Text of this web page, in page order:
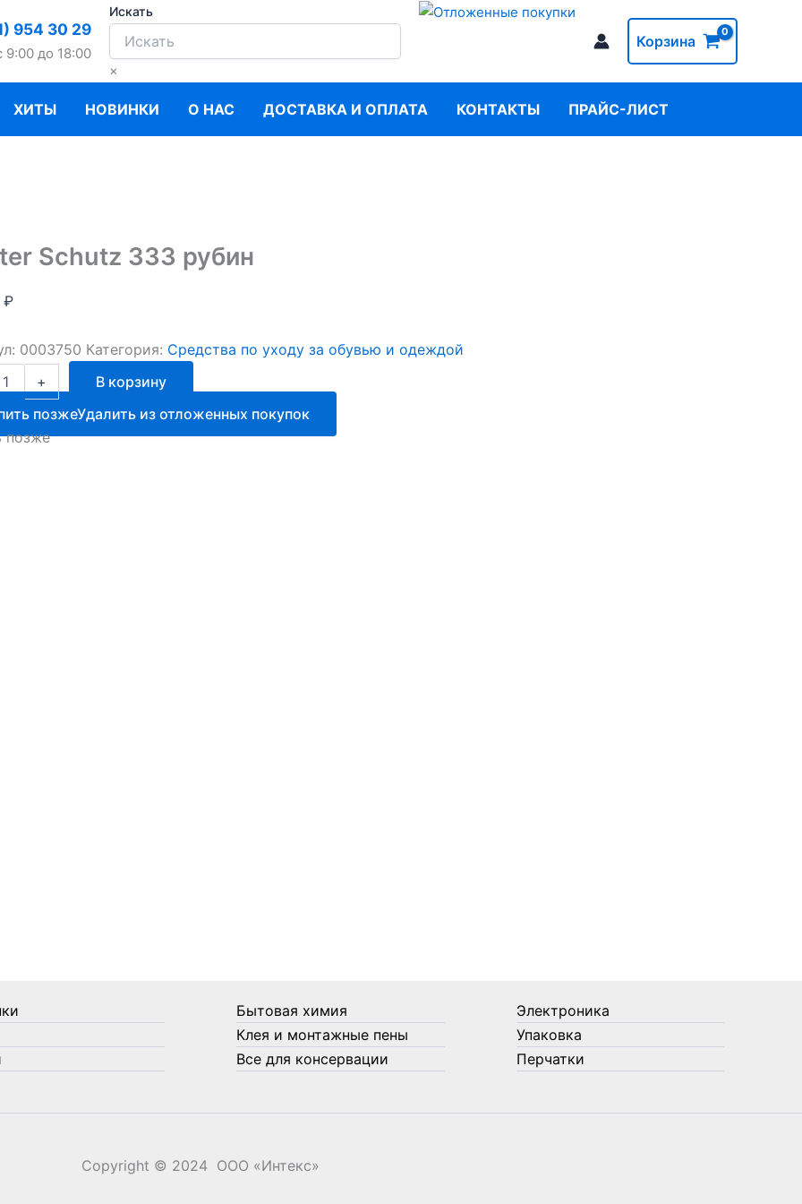
954 30 29
9:00 до 18:00
Искать
×
Корзина
ХИТЫ НОВИНКИ О НАС ДОСТАВКА И ОПЛАТА КОНТАКТЫ ПРАЙС-ЛИСТ
Schutz 333 рубин
₽
0003750 Категория: Средства по уходу за обувью и одеждой
+
В корзину
позжеУдалить из отложенных покупок
позже
Бытовая химия
Клея и монтажные пены
Все для консервации
Электроника
Упаковка
Перчатки
Copyright © 2024 ООО «‎Интекс»‎